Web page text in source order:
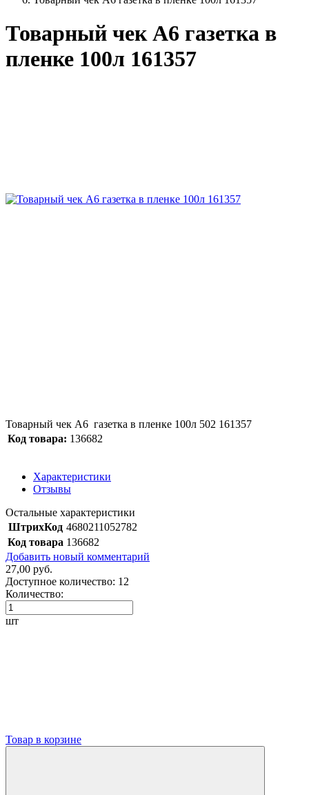
Товарный чек А6 газетка в
пленке 100л 161357
Товарный чек А6 газетка в пленке 100л 502 161357
Код товара: 136682
Характеристики
Отзывы
Остальные характеристики
ШтрихКод 4680211052782
Код товара 136682
Добавить новый комментарий
27,00 руб.
Доступное количество: 12
Количество:
шт
Товар в корзине